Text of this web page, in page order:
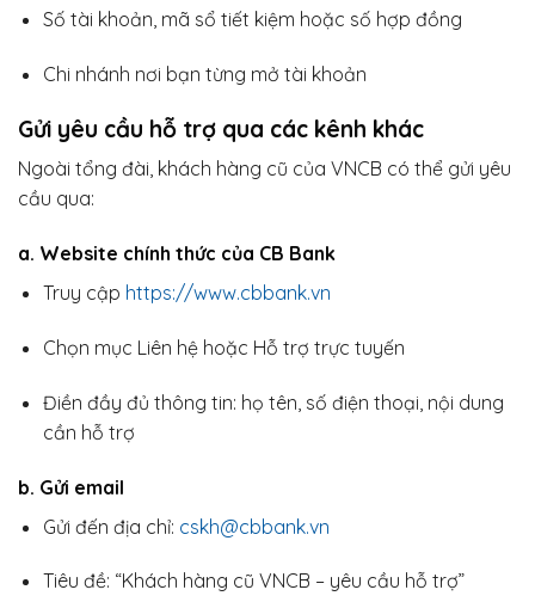
Số tài khoản, mã sổ tiết kiệm hoặc số hợp đồng
Chi nhánh nơi bạn từng mở tài khoản
Gửi yêu cầu hỗ trợ qua các kênh khác
Ngoài tổng đài, khách hàng cũ của VNCB có thể gửi yêu
cầu qua:
a. Website chính thức của CB Bank
Truy cập https://www.cbbank.vn
Chọn mục Liên hệ hoặc Hỗ trợ trực tuyến
Điền đầy đủ thông tin: họ tên, số điện thoại, nội dung
cần hỗ trợ
b. Gửi email
Gửi đến địa chỉ: cskh@cbbank.vn
Tiêu đề: “Khách hàng cũ VNCB – yêu cầu hỗ trợ”